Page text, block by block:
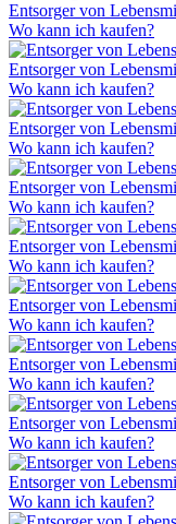
Entsorger von
Wo kann ich kaufen?
Entsorger von
Wo kann ich kaufen?
Entsorger von
Wo kann ich kaufen?
Entsorger von
Wo kann ich kaufen?
Entsorger von
Wo kann ich kaufen?
Entsorger von
Wo kann ich kaufen?
Entsorger von
Wo kann ich kaufen?
Entsorger von
Wo kann ich kaufen?
Entsorger von
Wo kann ich kaufen?